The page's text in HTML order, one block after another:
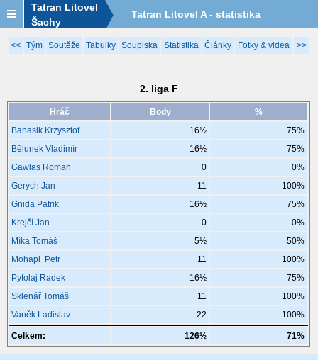
Tatran Litovel
Šachy
Tatran Litovel A - statistika
2021/2022
<< Tým Soutěže Tabulky Soupiska Statistika Články Fotky & videa >>
2. liga F
Hráč Body
%
Banasik Krzysztof
16½
75%
Bělunek Vladimír
16½
75%
Gawlas Roman
0
0%
Gerych Jan
11
100%
Gnida Patrik
16½
75%
Krejčí Jan
0
0%
Míka Tomáš
5½
50%
Mohapl Petr
11
100%
Pytolaj Radek
16½
75%
Sklenář Tomáš
11
100%
Vaněk Ladislav
22 100%
Celkem: 126½ 71%